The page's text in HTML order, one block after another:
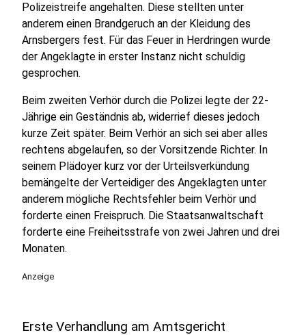
Polizeistreife angehalten. Diese stellten unter
anderem einen Brandgeruch an der Kleidung des
Arnsbergers fest. Für das Feuer in Herdringen wurde
der Angeklagte in erster Instanz nicht schuldig
gesprochen.
Beim zweiten Verhör durch die Polizei legte der 22-
Jährige ein Geständnis ab, widerrief dieses jedoch
kurze Zeit später. Beim Verhör an sich sei aber alles
rechtens abgelaufen, so der Vorsitzende Richter. In
seinem Plädoyer kurz vor der Urteilsverkündung
bemängelte der Verteidiger des Angeklagten unter
anderem mögliche Rechtsfehler beim Verhör und
forderte einen Freispruch. Die Staatsanwaltschaft
forderte eine Freiheitsstrafe von zwei Jahren und drei
Monaten.
Anzeige
Erste Verhandlung am Amtsgericht